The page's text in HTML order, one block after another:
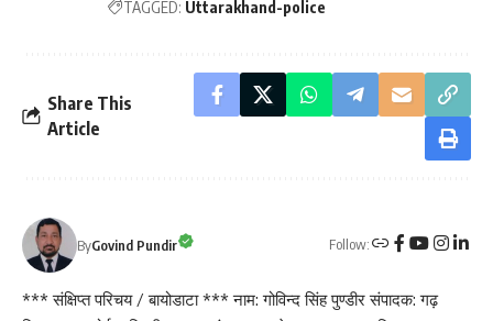
TAGGED: Uttarakhand-police
Share This
Article
ByGovind Pundir Follow:
*** संक्षिप्त परिचय / बायोडाटा *** नाम: गोविन्द सिंह पुण्डीर संपादक: गढ़